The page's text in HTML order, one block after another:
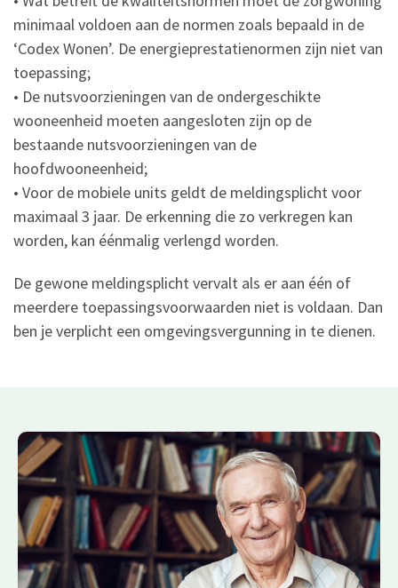
minimaal voldoen aan de normen zoals bepaald in de
‘Codex Wonen’. De energieprestatienormen zijn niet van
toepassing;
• De nutsvoorzieningen van de ondergeschikte
wooneenheid moeten aangesloten zijn op de
bestaande nutsvoorzieningen van de
hoofdwooneenheid;
• Voor de mobiele units geldt de meldingsplicht voor
maximaal 3 jaar. De erkenning die zo verkregen kan
worden, kan éénmalig verlengd worden.
De gewone meldingsplicht vervalt als er aan één of
meerdere toepassingsvoorwaarden niet is voldaan. Dan
ben je verplicht een omgevingsvergunning in te dienen.